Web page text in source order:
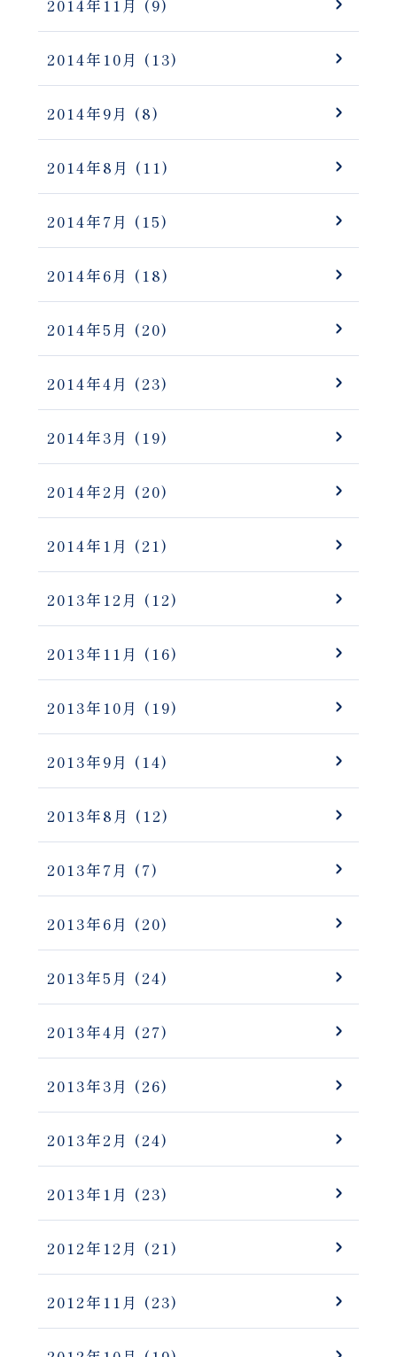
2014年11月 (9)
2014年10月 (13)
2014年9月 (8)
2014年8月 (11)
2014年7月 (15)
2014年6月 (18)
2014年5月 (20)
2014年4月 (23)
2014年3月 (19)
2014年2月 (20)
2014年1月 (21)
2013年12月 (12)
2013年11月 (16)
2013年10月 (19)
2013年9月 (14)
2013年8月 (12)
2013年7月 (7)
2013年6月 (20)
2013年5月 (24)
2013年4月 (27)
2013年3月 (26)
2013年2月 (24)
2013年1月 (23)
2012年12月 (21)
2012年11月 (23)